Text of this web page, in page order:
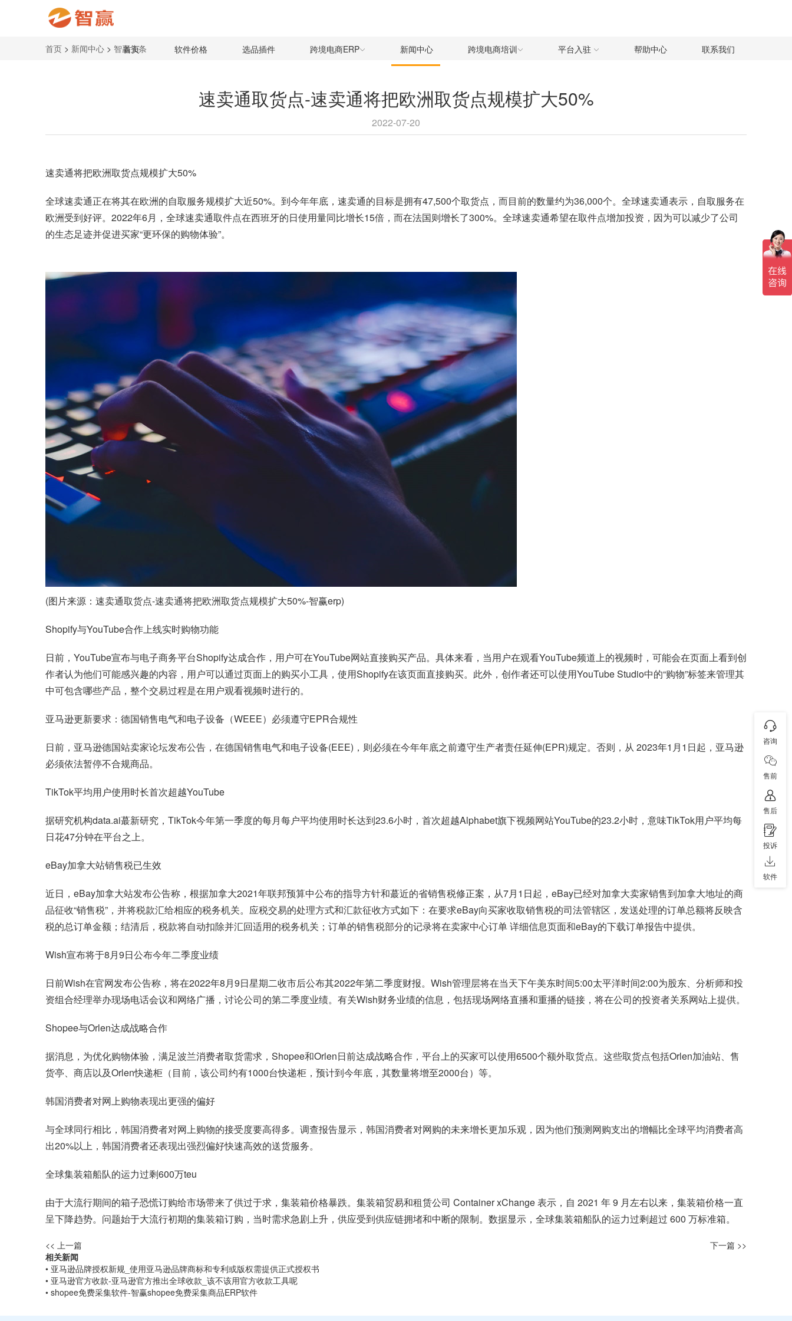
首页 软件价格 选品插件 跨境电商ERP 新闻中心 跨境电商培训 平台入驻 帮助中心 联系我们
首页 > 新闻中心 > 智赢头条
速卖通取货点-速卖通将把欧洲取货点规模扩大50%
2022-07-20
速卖通将把欧洲取货点规模扩大50%
全球速卖通正在将其在欧洲的自取服务规模扩大近50%。到今年年底，速卖通的目标是拥有47,500个取货点，而目前的数量约为36,000个。全球速卖通表示，自取服务在
欧洲受到好评。2022年6月，全球速卖通取件点在西班牙的日使用量同比增长15倍，而在法国则增长了300%。全球速卖通希望在取件点增加投资，因为可以减少了公司
的生态足迹并促进买家“更环保的购物体验”。
(图片来源：速卖通取货点-速卖通将把欧洲取货点规模扩大50%-智赢erp)
Shopify与YouTube合作上线实时购物功能
日前，YouTube宣布与电子商务平台Shopify达成合作，用户可在YouTube网站直接购买产品。具体来看，当用户在观看YouTube频道上的视频时，可能会在页面上看到创
作者认为他们可能感兴趣的内容，用户可以通过页面上的购买小工具，使用Shopify在该页面直接购买。此外，创作者还可以使用YouTube Studio中的“购物”标签来管理其
中可包含哪些产品，整个交易过程是在用户观看视频时进行的。
亚马逊更新要求：德国销售电气和电子设备（WEEE）必须遵守EPR合规性
日前，亚马逊德国站卖家论坛发布公告，在德国销售电气和电子设备(EEE)，则必须在今年年底之前遵守生产者责任延伸(EPR)规定。否则，从 2023年1月1日起，亚马逊
必须依法暂停不合规商品。
TikTok平均用户使用时长首次超越YouTube
据研究机构data.ai蕞新研究，TikTok今年第一季度的每月每户平均使用时长达到23.6小时，首次超越Alphabet旗下视频网站YouTube的23.2小时，意味TikTok用户平均每
日花47分钟在平台之上。
eBay加拿大站销售税已生效
近日，eBay加拿大站发布公告称，根据加拿大2021年联邦预算中公布的指导方针和蕞近的省销售税修正案，从7月1日起，eBay已经对加拿大卖家销售到加拿大地址的商
品征收“销售税”，并将税款汇给相应的税务机关。应税交易的处理方式和汇款征收方式如下：在要求eBay向买家收取销售税的司法管辖区，发送处理的订单总额将反映含
税的总订单金额；结清后，税款将自动扣除并汇回适用的税务机关；订单的销售税部分的记录将在卖家中心订单 详细信息页面和eBay的下载订单报告中提供。
Wish宣布将于8月9日公布今年二季度业绩
日前Wish在官网发布公告称，将在2022年8月9日星期二收市后公布其2022年第二季度财报。Wish管理层将在当天下午美东时间5:00太平洋时间2:00为股东、分析师和投
资组合经理举办现场电话会议和网络广播，讨论公司的第二季度业绩。有关Wish财务业绩的信息，包括现场网络直播和重播的链接，将在公司的投资者关系网站上提供。
Shopee与Orlen达成战略合作
据消息，为优化购物体验，满足波兰消费者取货需求，Shopee和Orlen日前达成战略合作，平台上的买家可以使用6500个额外取货点。这些取货点包括Orlen加油站、售
货亭、商店以及Orlen快递柜（目前，该公司约有1000台快递柜，预计到今年底，其数量将增至2000台）等。
韩国消费者对网上购物表现出更强的偏好
与全球同行相比，韩国消费者对网上购物的接受度要高得多。调查报告显示，韩国消费者对网购的未来增长更加乐观，因为他们预测网购支出的增幅比全球平均消费者高
出20%以上，韩国消费者还表现出强烈偏好快速高效的送货服务。
全球集装箱船队的运力过剩600万teu
由于大流行期间的箱子恐慌订购给市场带来了供过于求，集装箱价格暴跌。集装箱贸易和租赁公司 Container xChange 表示，自 2021 年 9 月左右以来，集装箱价格一直
呈下降趋势。问题始于大流行初期的集装箱订购，当时需求急剧上升，供应受到供应链拥堵和中断的限制。数据显示，全球集装箱船队的运力过剩超过 600 万标准箱。
<< 上一篇
下一篇 >>
相关新闻
• 亚马逊品牌授权新规_使用亚马逊品牌商标和专利或版权需提供正式授权书
• 亚马逊官方收款-亚马逊官方推出全球收款_该不该用官方收款工具呢
• shopee免费采集软件-智赢shopee免费采集商品ERP软件
咨询
售前
售后
投诉
软件